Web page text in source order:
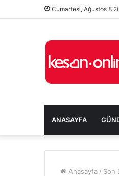
Cumartesi, Ağustos 8
ANASAYFA
Anasayfa / Son